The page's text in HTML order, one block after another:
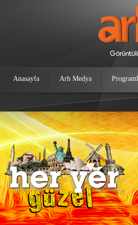
Anasayfa Arh Medya